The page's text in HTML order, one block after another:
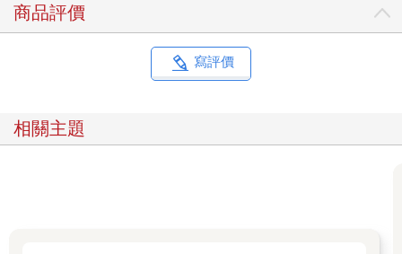
記得她因為「忘記帶東西」、「把衣服弄髒」等理由虐待過我。
但現在想來，那不過是她的藉口罷了。
回家後，一旦母親心情不好，我就能嗅到虐待即將開始的氣息，
害怕得直發抖。有時候，她早上還高高興興地把我送去幼兒園，
那間房間被明亮的光線包裹著。只要我還能看見光，就有希望──
商品評價
寫評價
相關主題